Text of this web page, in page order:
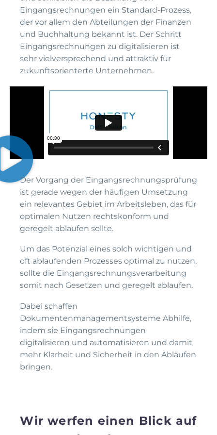
Eingangsrechnungen ein Standard-Prozess,
der vor allem den Abteilungen der Finanzen
und Buchhaltung bekannt ist. Der Schritt
Eingangsrechnungen zu digitalisieren ist
sehr vielversprechend und attraktiv für
zukunftsorienterte Unternehmen.
Der Vorgang der Eingangsrechnungsprüfung
ist gerade wegen der häufigen Umsetzung
ein relevantes Gebiet im Arbeitsleben, das für
optimalen Nutzen rechtskonform und
geregelt ablaufen sollte.
Um das Potenzial eines solch wichtigen und
oft ablaufenden Prozesses optimal zu nutzen,
sollte die Eingangsrechnungsverarbeitung
somit nach Gesetzen und geregelt ablaufen.
Dabei schaffen
Dokumentenmanagementsysteme Abhilfe,
indem sie Eingangsrechnungen
digitalisieren und automatisieren und damit
mehr Klarheit und Sicherheit in den Abläufen
bringen.
Wir werfen einen Blick auf